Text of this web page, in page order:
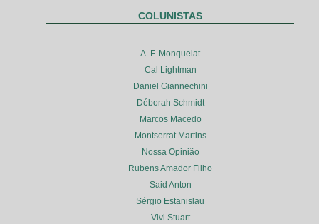
COLUNISTAS
A. F. Monquelat
Cal Lightman
Daniel Giannechini
Déborah Schmidt
Marcos Macedo
Montserrat Martins
Nossa Opinião
Rubens Amador Filho
Said Anton
Sérgio Estanislau
Vivi Stuart